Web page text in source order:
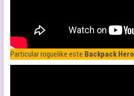
Particular roguelike este Backpack Hero